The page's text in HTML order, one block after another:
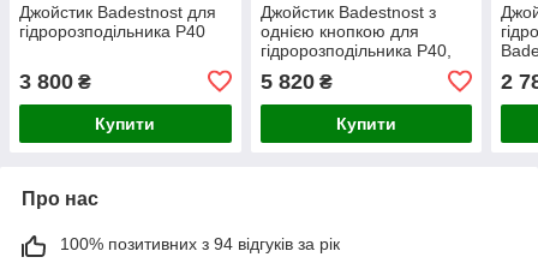
Джойстик Badestnost для
гідророзподільника Р40
3 800 ₴
Купити
Джойстик Badestnost з
однією кнопкою для
гідророзподільника Р40,
Indemar
5 820₴
Купити
2
Про нас
100% позитивних з 94 відгуків за рік